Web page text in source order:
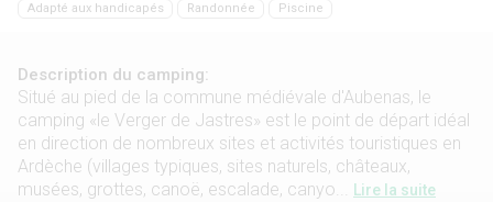
Adapté aux handicapés
Randonnée Piscine
Description du camping:
Situé au pied de la commune médiévale d'Aubenas, le
camping «le Verger de Jastres» est le point de départ idéal
en direction de nombreux sites et activités touristiques en
Ardèche (villages typiques, sites naturels, châteaux,
musées, grottes, canoë, escalade, canyo...
Lire la suite